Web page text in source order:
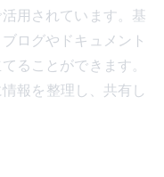
用されています。基
ログやドキュメント
ることができます。
報を整理し、共有し